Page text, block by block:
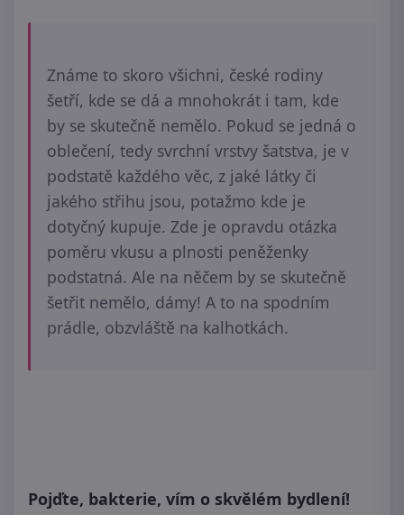
Známe to skoro všichni, české rodiny
šetří, kde se dá a mnohokrát i tam, kde
by se skutečně nemělo. Pokud se jedná o
oblečení, tedy svrchní vrstvy šatstva, je v
podstatě každého věc, z jaké látky či
jakého střihu jsou, potažmo kde je
dotyčný kupuje. Zde je opravdu otázka
poměru vkusu a plnosti peněženky
podstatná. Ale na něčem by se skutečně
šetřit nemělo, dámy! A to na spodním
prádle, obzvláště na kalhotkách.
Pojďte, bakterie, vím o skvělém bydlení!